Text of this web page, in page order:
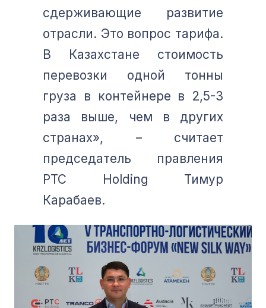
сдерживающие развитие
отрасли. Это вопрос тарифа.
В Казахстане стоимость
перевозки одной тонны
груза в контейнере в 2,5-3
раза выше, чем в других
странах», – считает
председатель правления
PTC Holding Тимур
Карабаев.